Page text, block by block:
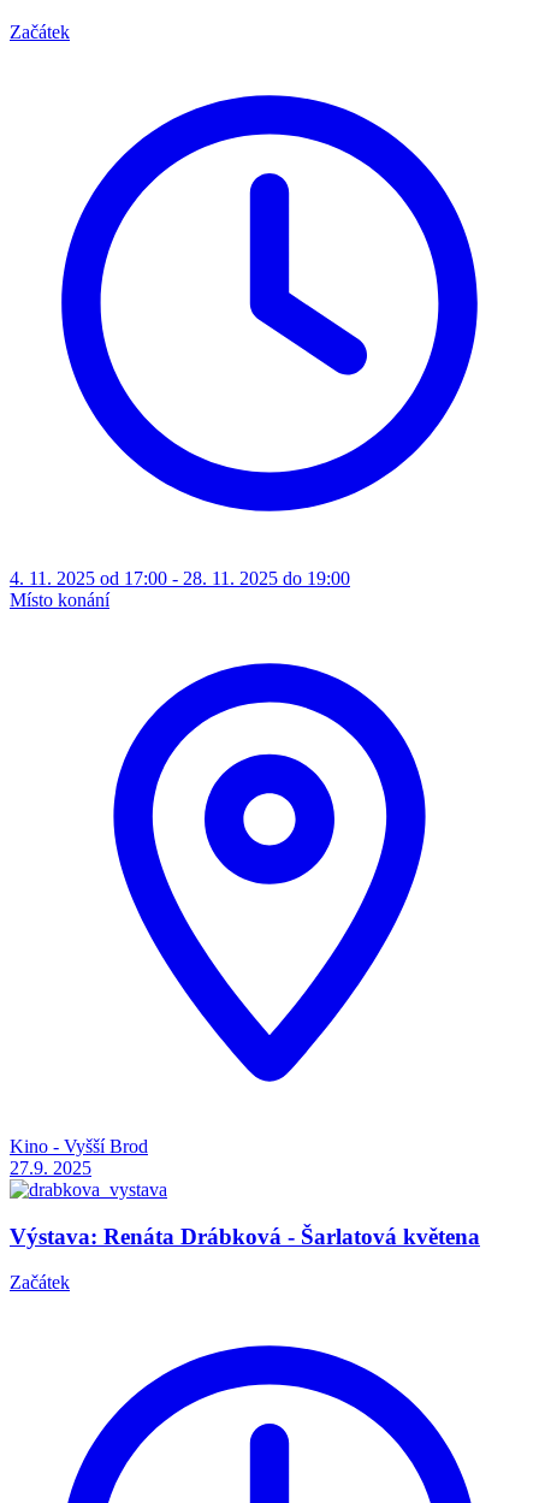
Začátek
4. 11. 2025 od 17:00 - 28. 11. 2025 do 19:00
Místo konání
Kino - Vyšší Brod
27.9. 2025
Výstava: Renáta Drábková - Šarlatová květena
Začátek